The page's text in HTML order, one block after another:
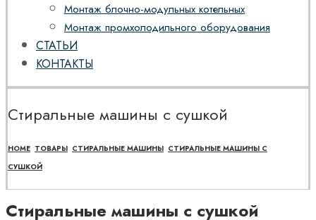
Монтаж блочно-модульных котельных
Монтаж промхолодильного оборудования
СТАТЬИ
КОНТАКТЫ
Стиральные машины с сушкой
HOME ТОВАРЫ СТИРАЛЬНЫЕ МАШИНЫ СТИРАЛЬНЫЕ МАШИНЫ С
СУШКОЙ
Стиральные машины с сушкой